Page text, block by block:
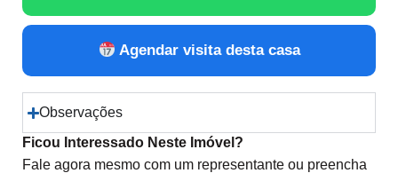
Agendar visita desta casa
Observações
Ficou Interessado Neste Imóvel?
Fale agora mesmo com um representante ou preencha